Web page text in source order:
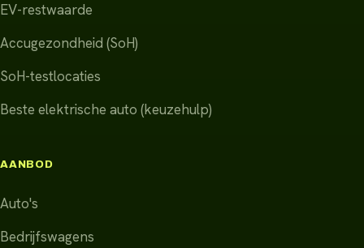
EV-restwaarde
Accugezondheid (SoH)
SoH-testlocaties
Beste elektrische auto (keuzehulp)
AANBOD
Auto's
Bedrijfswagens